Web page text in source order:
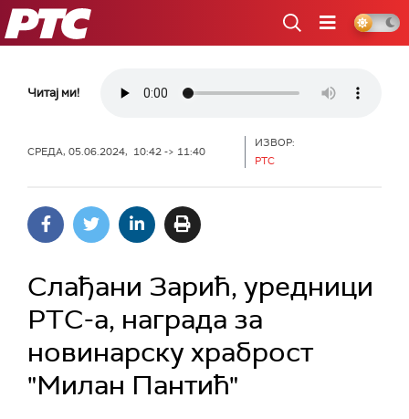
РТС
Читај ми!
СРЕДА, 05.06.2024, 10:42 -> 11:40
ИЗВОР:
РТС
Слађани Зарић, уредници
РТС-а, награда за
новинарску храброст
"Милан Пантић"